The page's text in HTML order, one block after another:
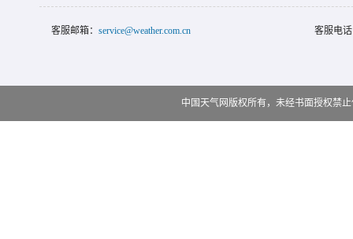
客服邮箱： service@weather.com.cn 客服电
中国天气网版权所有，未经书面授权